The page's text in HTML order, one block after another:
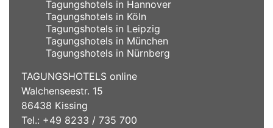
Tagungshotels in Hannover
Tagungshotels in Köln
Tagungshotels in Leipzig
Tagungshotels in München
Tagungshotels in Nürnberg
TAGUNGSHOTELS online
Walchenseestr. 15
86438 Kissing
Tel.: +49 8233 / 735 700